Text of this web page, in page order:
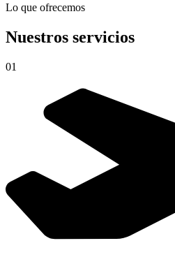
Lo que ofrecemos
Nuestros servicios
01